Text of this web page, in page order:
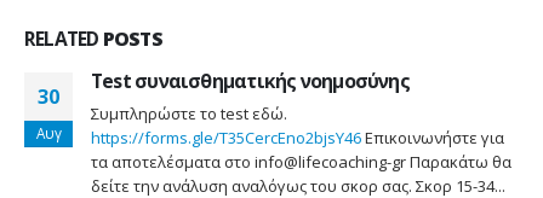
RELATED POSTS
30
Αυγ
Test συναισθηματικής νοημοσύνης
Συμπληρώστε το test εδώ.
https://forms.gle/T35CercEno2bjsY46Επικοινωνήστε για
τα αποτελέσματα στο info@lifecoaching-gr Παρακάτω θα
δείτε την ανάλυση αναλόγως του σκορ σας. Σκορ 15-34...